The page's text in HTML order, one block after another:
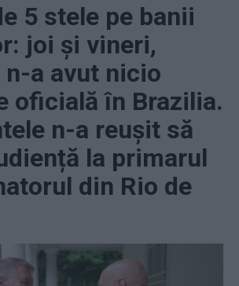
5 stele pe banii
joi și vineri,
n-a avut nicio
oficială în Brazilia.
n-a reușit să
la primarul
din Rio de